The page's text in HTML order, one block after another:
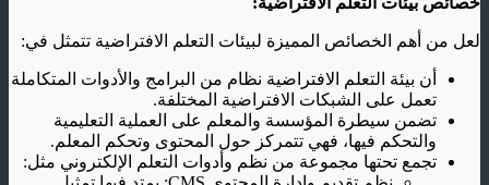
لعل من أهم الخصائص المميزة لبيئات التعلم الافتراضية تتمثل في:
أن بيئة التعلم الافتراضية نظام من البرامج والأدوات المتكاملة
تعمل على الشبكات الافتراضية المختلفة.
تضمن سيطرة المؤسسة والمعلم على العملية التعليمية
والتحكم فيها، فهي تتمركز حول المحتوى وتحكم المعلم.
تجمع تحتها مجموعة من نظم وأدوات التعلم الإلكتروني مثل: